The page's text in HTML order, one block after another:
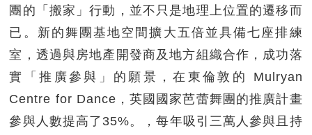
團的「搬家」行動，並不只是地理上位置的遷移而
已。新的舞團基地空間擴大五倍並具備七座排練
室，透過與房地產開發商及地方組織合作，成功落
實「推廣參與」的願景，在東倫敦的 Mulryan
Centre for Dance，英國國家芭蕾舞團的推廣計畫
參與人數提高了35%。，每年吸引三萬人參與且持